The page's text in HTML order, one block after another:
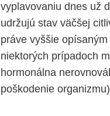
vyplavovaniu dnes už
udržujú stav väčšej
práve vyššie
niektorých prípadoch
hormonálna
poškodenie